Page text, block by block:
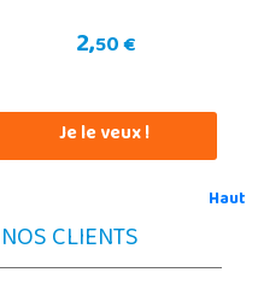
2,50 €
Je le veux !
Haut
CLIENTS